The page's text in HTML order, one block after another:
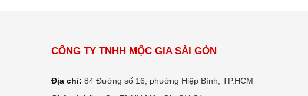
CÔNG TY TNHH MỘC GIA SÀI GÒN
Địa chỉ: 84 Đường số 16, phường Hiệp Bình, TP.HCM